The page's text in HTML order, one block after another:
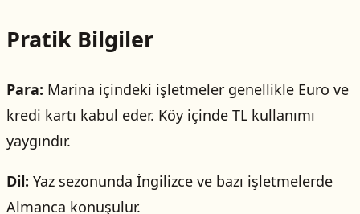
Pratik Bilgiler
Para: Marina içindeki işletmeler genellikle Euro ve
kredi kartı kabul eder. Köy içinde TL kullanımı
yaygındır.
Dil: Yaz sezonunda İngilizce ve bazı işletmelerde
Almanca konuşulur.